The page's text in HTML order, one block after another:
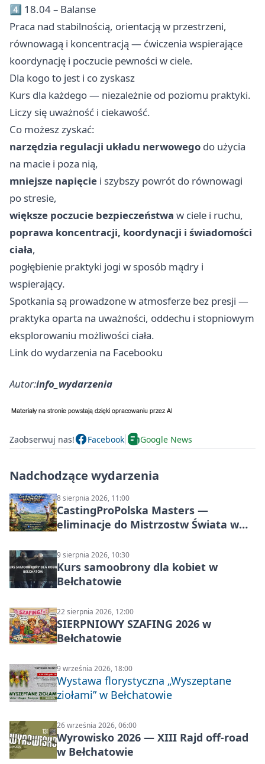
4⃣ 18.04 – Balanse
Praca nad stabilnością, orientacją w przestrzeni,
równowagą i koncentracją — ćwiczenia wspierające
koordynację i poczucie pewności w ciele.
Dla kogo to jest i co zyskasz
Kurs dla każdego — niezależnie od poziomu praktyki.
Liczy się uważność i ciekawość.
Co możesz zyskać:
narzędzia regulacji układu nerwowego do użycia
na macie i poza nią,
mniejsze napięcie i szybszy powrót do równowagi
po stresie,
większe poczucie bezpieczeństwa w ciele i ruchu,
poprawa koncentracji, koordynacji i świadomości
ciała,
pogłębienie praktyki jogi w sposób mądry i
wspierający.
Spotkania są prowadzone w atmosferze bez presji —
praktyka oparta na uważności, oddechu i stopniowym
eksplorowaniu możliwości ciała.
Link do wydarzenia na Facebooku
Autor:info_wydarzenia
Zaobserwuj nas! Facebook Google News
Nadchodzące wydarzenia
8 sierpnia 2026, 11:00
CastingProPolska Masters —
eliminacje do Mistrzostw Świata w
9 sierpnia 2026, 10:30
Kurs samoobrony dla kobiet w
Bełchatowie
22 sierpnia 2026, 12:00
SIERPNIOWY SZAFING 2026 w
Bełchatowie
9 września 2026, 18:00
Wystawa florystyczna „Wyszeptane
ziołami” w Bełchatowie
26 września 2026, 06:00
Wyrowisko 2026 — XIII Rajd off‑road
w Bełchatowie